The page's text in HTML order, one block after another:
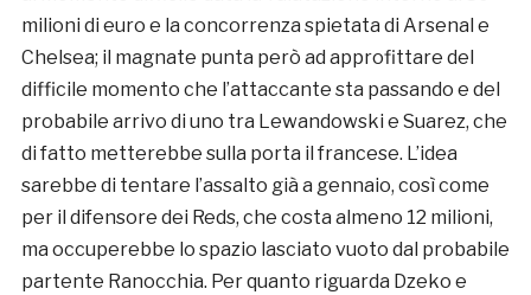
milioni di euro e la concorrenza spietata di Arsenal e
Chelsea; il magnate punta però ad approfittare del
difficile momento che l’attaccante sta passando e del
probabile arrivo di uno tra Lewandowski e Suarez, che
di fatto metterebbe sulla porta il francese. L’idea
sarebbe di tentare l’assalto già a gennaio, così come
per il difensore dei Reds, che costa almeno 12 milioni,
ma occuperebbe lo spazio lasciato vuoto dal probabile
partente Ranocchia. Per quanto riguarda Dzeko e